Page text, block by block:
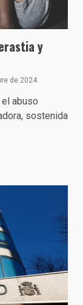
y
de 2024
abuso
sostenida